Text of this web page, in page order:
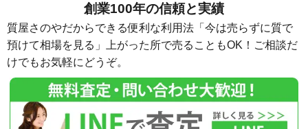
創業100年の信頼と実績
質屋さのやだからできる便利な利用法「今は売らずに質で
預けて相場を見る」上がった所で売ることもOK！ご相談だ
けでもお気軽にどうぞ。